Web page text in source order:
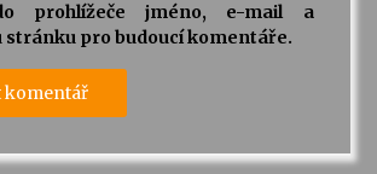
prohlížeče jméno, e-mail a
stránku pro budoucí komentáře.